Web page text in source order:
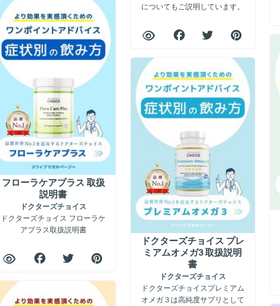
についてもご説明しています。
フローラケアプラス 取扱
説明書
ドクターズチョイス
ドクターズチョイス フローラケ
アプラス取扱説明書
ドクターズチョイス プレ
ミアムオメガ3 取扱説明
書
ドクターズチョイス
ドクターズチョイスプレミアム
オメガ３は高純度サプリとして